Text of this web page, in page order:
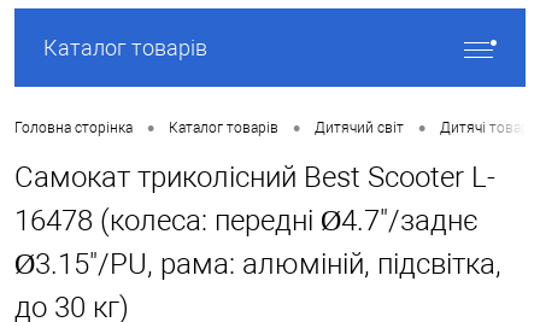
Каталог товарів
Головна сторінка • Каталог товарів • Дитячий світ • Дитячі
Самокат триколісний Best Scooter L-
16478 (колеса: передні Ø4.7"/заднє
Ø3.15"/PU, рама: алюміній, підсвітка,
до 30 кг)